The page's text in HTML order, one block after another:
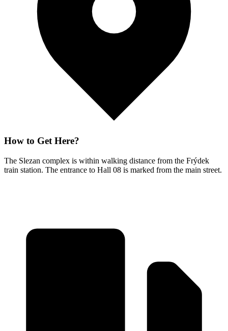
How to Get Here?
The Slezan complex is within walking distance from the Frýdek
train station. The entrance to Hall 08 is marked from the main street.